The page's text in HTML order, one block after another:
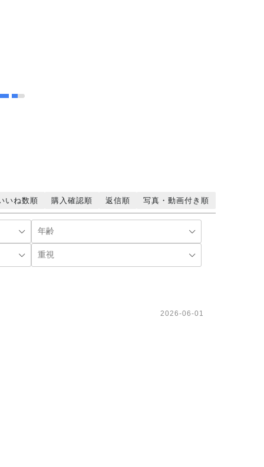
いね数順 購入確認順 返信順 写真・動画付き順
2026-06-01